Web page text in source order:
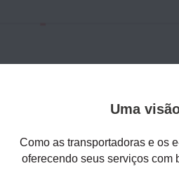
Uma
Como as transportadoras e os
oferecendo seus serviços com